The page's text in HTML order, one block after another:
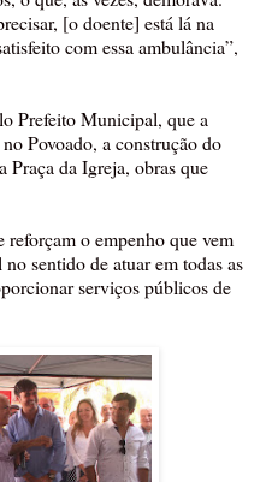
[o doente] está lá na
com essa ambulância”,
Prefeito Municipal, que a
Povoado, a construção do
Praça da Igreja, obras que
reforçam o empenho que vem
sentido de atuar em todas as
serviços públicos de